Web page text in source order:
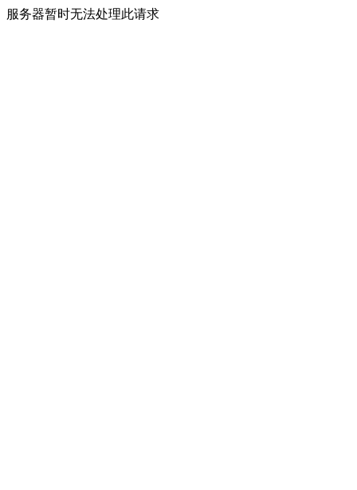
服务器暂时无法处理此请求